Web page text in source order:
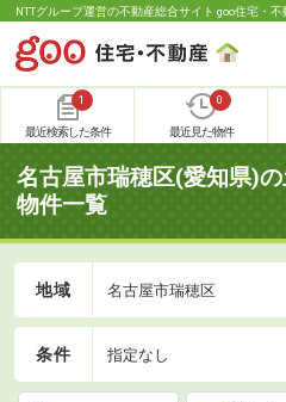
NTTグループ運営の不動産総合サイト goo住宅・不
1
最近検索した条件
0
最近見た物件
名古屋市瑞穂区(愛知県)
物件一覧
地域 名古屋市瑞穂区
条件 指定なし